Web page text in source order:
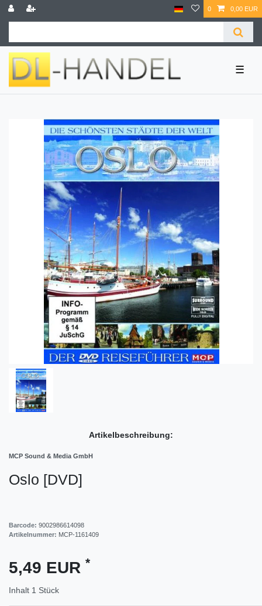
0 0,00 EUR
☰
Artikelbeschreibung:
MCP Sound & Media GmbH
Oslo [DVD]
Barcode: 9002986614098
Artikelnummer: MCP-1161409
5,49 EUR *
Inhalt 1 Stück